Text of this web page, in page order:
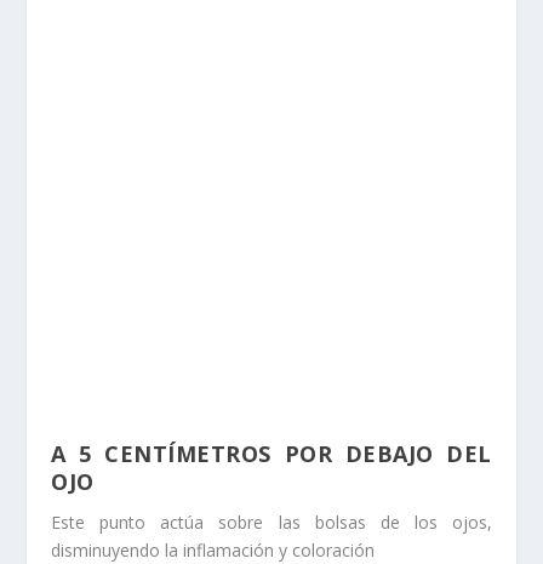
A 5 CENTÍMETROS POR DEBAJO DEL
OJO
Este punto actúa sobre las bolsas de los ojos,
disminuyendo la inflamación y coloración